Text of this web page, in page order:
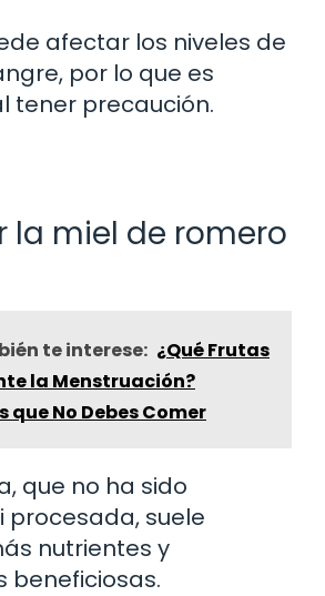
afectar los niveles de
por lo que es
tener precaución.
la miel de romero
te interese: ¿Qué Frutas
la Menstruación?
que No Debes Comer
que no ha sido
suele
nutrientes y
beneficiosas.